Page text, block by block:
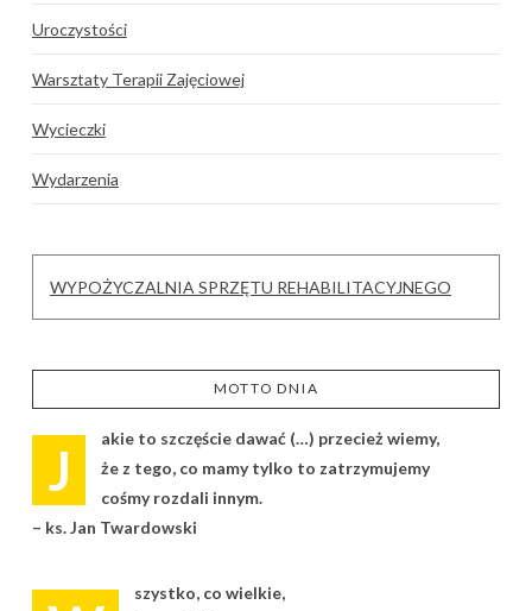
Uroczystości
Warsztaty Terapii Zajęciowej
Wycieczki
Wydarzenia
WYPOŻYCZALNIA SPRZĘTU REHABILITACYJNEGO
MOTTO DNIA
J
akie to szczęście dawać (…) przecież wiemy,
że z tego, co mamy tylko to zatrzymujemy
cośmy rozdali innym.
– ks. Jan Twardowski
szystko, co wielkie,